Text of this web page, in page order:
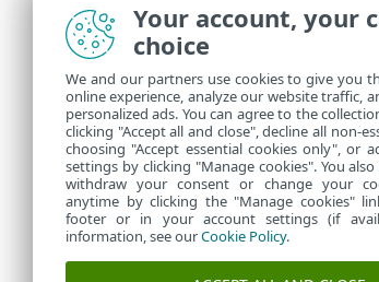
Your account, your
choice
We and our partners use cookies to give you
online experience, analyze our website traffic,
personalized ads. You can agree to the
clicking "Accept all and close", decline all non-
choosing "Accept essential cookies only", or
settings by clicking "Manage cookies". You
withdraw your consent or change your
anytime by clicking the "Manage cookies"
footer or in your account settings (if
information, see ourCookie Policy.